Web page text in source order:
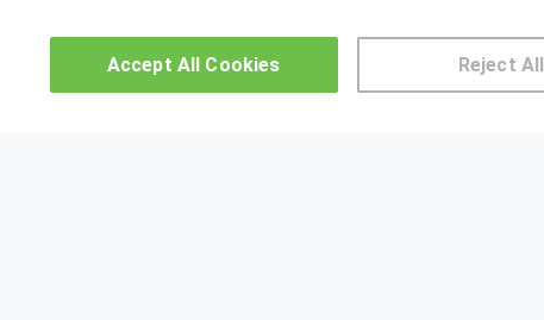
Tecnológica y
Emprendimiento
Laparoscópica,
Reject All
Accept All Cookies